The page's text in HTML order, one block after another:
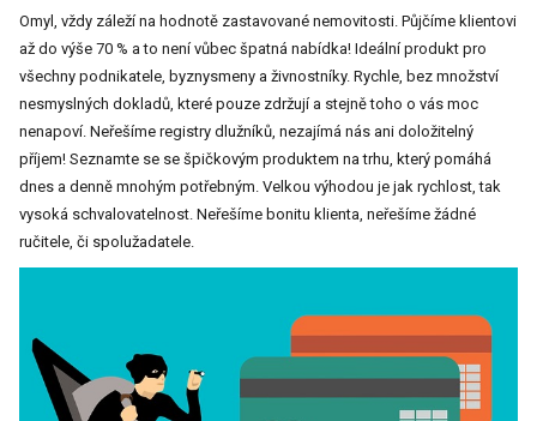
Omyl, vždy záleží na hodnotě zastavované nemovitosti. Půjčíme klientovi
až do výše 70 % a to není vůbec špatná nabídka! Ideální produkt pro
všechny podnikatele, byznysmeny a živnostníky. Rychle, bez množství
nesmyslných dokladů, které pouze zdržují a stejně toho o vás moc
nenapoví. Neřešíme registry dlužníků, nezajímá nás ani doložitelný
příjem! Seznamte se se špičkovým produktem na trhu, který pomáhá
dnes a denně mnohým potřebným. Velkou výhodou je jak rychlost, tak
vysoká schvalovatelnost. Neřešíme bonitu klienta, neřešíme žádné
ručitele, či spolužadatele.